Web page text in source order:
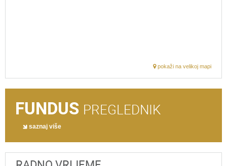
pokaži na velikoj mapi
FUNDUS PREGLEDNIK
saznaj više